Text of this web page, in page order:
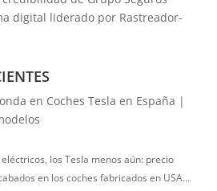
digital liderado por Rastreador-
en Coches Tesla en España |
los Tesla menos aún: precio
en los coches fabricados en USA...